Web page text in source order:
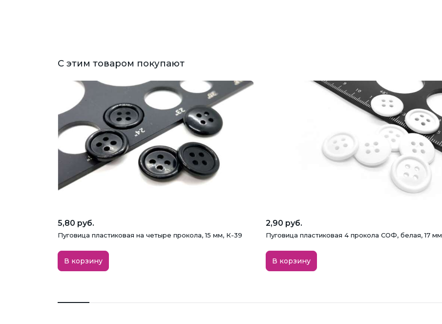
С этим товаром покупают
5,80 руб.
Пуговица пластиковая на четыре прокола, 15 мм, К-39
В корзину
2,90 руб.
Пуговица пластиковая 4 прокола СОФ, белая, 17 мм
В корзину